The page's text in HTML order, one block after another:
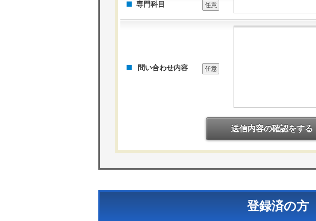
専門科目 任意
問い合わせ内容 任意
送信内容の確認をする
登録済の方